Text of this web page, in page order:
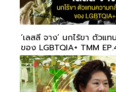
‘เลสลี จาง’ นกไร้ขา ตัวแ
ของ LGBTQIA+ TMM